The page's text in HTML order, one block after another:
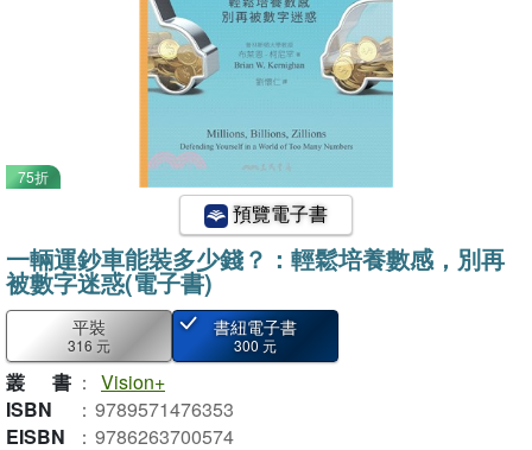
75折
預覽電子書
一輛運鈔車能裝多少錢？：輕鬆培養數感，別再
被數字迷惑(電子書)
平裝
316 元
書紐電子書
300 元
叢書 ： Vision+
ISBN
： 9789571476353
EISBN
： 9786263700574